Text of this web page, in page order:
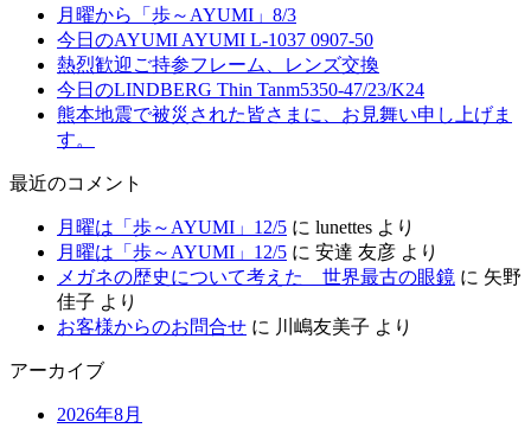
月曜から「歩～AYUMI」8/3
今日のAYUMI AYUMI L-1037 0907-50
熱烈歓迎ご持参フレーム、レンズ交換
今日のLINDBERG Thin Tanm5350-47/23/K24
熊本地震で被災された皆さまに、お見舞い申し上げま
す。
最近のコメント
月曜は「歩～AYUMI」12/5 に lunettes より
月曜は「歩～AYUMI」12/5 に 安達 友彦 より
メガネの歴史について考えた 世界最古の眼鏡 に 矢野
佳子 より
お客様からのお問合せ に 川嶋友美子 より
アーカイブ
2026年8月